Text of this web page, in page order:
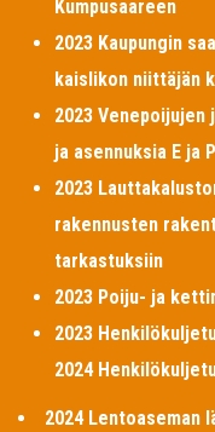
Kumpusaareen
2023 Kaupungin
kaislikon niittäjän
2023
ja asennuksia E ja
2023
rakennusten
tarkastuksiin
2023 Poiju- ja
2023
2024
2024 Lentoaseman